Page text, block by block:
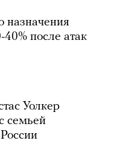
назначения
после атак
Уолкер
семьей